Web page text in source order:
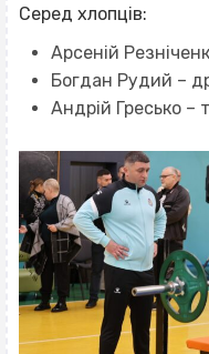
Серед хлопців:
Арсеній
Богдан Рудий –
Андрій Гресько –